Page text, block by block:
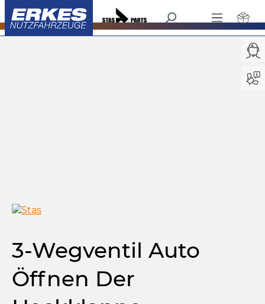
springen
Kipper / Pneumatischen Komponenten
3-Wegventil Auto
Öffnen Der